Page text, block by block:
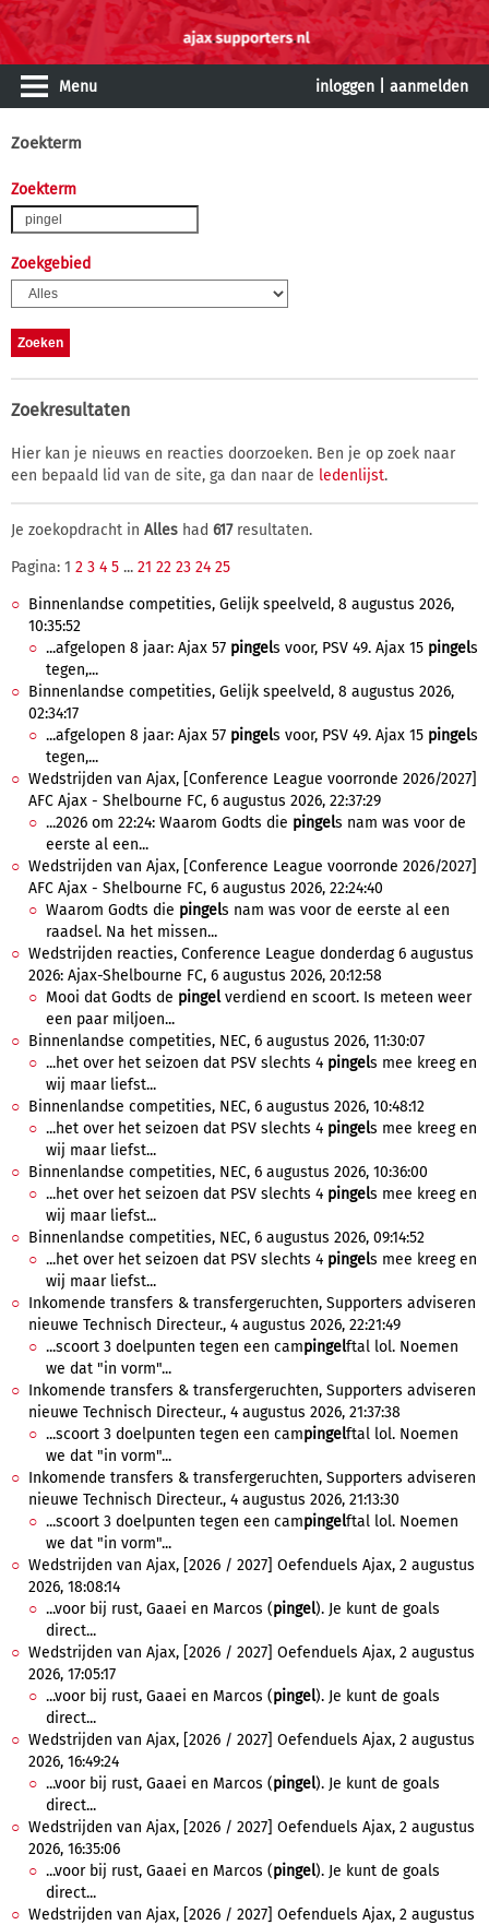
Menu inloggen aanmelden
Zoekterm
Zoekterm
Zoekgebied
Zoekresultaten
Hier kan je nieuws en reacties doorzoeken. Ben je op zoek naar
een bepaald lid van de site, ga dan naar de ledenlijst.
Je zoekopdracht in Alles had 617resultaten.
Pagina: 1 2 3 4 5 ... 21 22 23 24 25
Binnenlandse competities, Gelijk speelveld, 8 augustus 2026,
10:35:52
...afgelopen 8 jaar: Ajax 57 pingels voor, PSV 49. Ajax 15 pingels
tegen,...
Binnenlandse competities, Gelijk speelveld, 8 augustus 2026,
02:34:17
...afgelopen 8 jaar: Ajax 57 pingels voor, PSV 49. Ajax 15 pingels
tegen,...
Wedstrijden van Ajax, [Conference League voorronde 2026/2027]
AFC Ajax - Shelbourne FC, 6 augustus 2026, 22:37:29
...2026 om 22:24: Waarom Godts die pingels nam was voor de
eerste al een...
Wedstrijden van Ajax, [Conference League voorronde 2026/2027]
AFC Ajax - Shelbourne FC, 6 augustus 2026, 22:24:40
Waarom Godts die pingels nam was voor de eerste al een
raadsel. Na het missen...
Wedstrijden reacties, Conference League donderdag 6 augustus
2026: Ajax-Shelbourne FC, 6 augustus 2026, 20:12:58
Mooi dat Godts de pingelverdiend en scoort. Is meteen weer
een paar miljoen...
Binnenlandse competities, NEC, 6 augustus 2026, 11:30:07
...het over het seizoen dat PSV slechts 4 pingels mee kreeg en
wij maar liefst...
Binnenlandse competities, NEC, 6 augustus 2026, 10:48:12
...het over het seizoen dat PSV slechts 4 pingels mee kreeg en
wij maar liefst...
Binnenlandse competities, NEC, 6 augustus 2026, 10:36:00
...het over het seizoen dat PSV slechts 4 pingels mee kreeg en
wij maar liefst...
Binnenlandse competities, NEC, 6 augustus 2026, 09:14:52
...het over het seizoen dat PSV slechts 4 pingels mee kreeg en
wij maar liefst...
Inkomende transfers & transfergeruchten, Supporters adviseren
nieuwe Technisch Directeur., 4 augustus 2026, 22:21:49
...scoort 3 doelpunten tegen een campingelftal lol. Noemen
we dat "in vorm"...
Inkomende transfers & transfergeruchten, Supporters adviseren
nieuwe Technisch Directeur., 4 augustus 2026, 21:37:38
...scoort 3 doelpunten tegen een campingelftal lol. Noemen
we dat "in vorm"...
Inkomende transfers & transfergeruchten, Supporters adviseren
nieuwe Technisch Directeur., 4 augustus 2026, 21:13:30
...scoort 3 doelpunten tegen een campingelftal lol. Noemen
we dat "in vorm"...
Wedstrijden van Ajax, [2026 / 2027] Oefenduels Ajax, 2 augustus
2026, 18:08:14
...voor bij rust, Gaaei en Marcos (pingel). Je kunt de goals
direct...
Wedstrijden van Ajax, [2026 / 2027] Oefenduels Ajax, 2 augustus
2026, 17:05:17
...voor bij rust, Gaaei en Marcos (pingel). Je kunt de goals
direct...
Wedstrijden van Ajax, [2026 / 2027] Oefenduels Ajax, 2 augustus
2026, 16:49:24
...voor bij rust, Gaaei en Marcos (pingel). Je kunt de goals
direct...
Wedstrijden van Ajax, [2026 / 2027] Oefenduels Ajax, 2 augustus
2026, 16:35:06
...voor bij rust, Gaaei en Marcos (pingel). Je kunt de goals
direct...
Wedstrijden van Ajax, [2026 / 2027] Oefenduels Ajax, 2 augustus